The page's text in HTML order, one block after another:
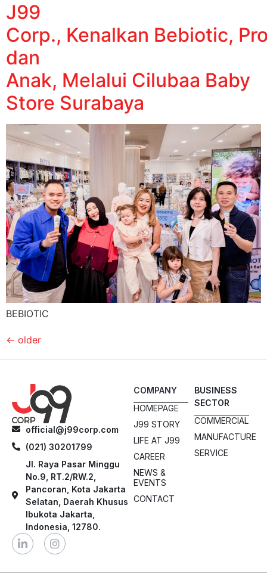
J99
Corp., Kenalkan Bebiotic,
dan
Anak, Melalui Cilubaa Baby
Store Surabaya
BEBIOTIC
← older
official@j99corp.com
(021) 30201799
Jl. Raya Pasar Minggu
No.9, RT.2/RW.2,
Pancoran, Kota Jakarta
Selatan, Daerah Khusus
Ibukota Jakarta,
Indonesia, 12780.
COMPANY
HOMEPAGE
J99 STORY
LIFE AT J99
CAREER
NEWS &
EVENTS
CONTACT
BUSINESS
SECTOR
COMMERCIAL
MANUFACTURE
SERVICE